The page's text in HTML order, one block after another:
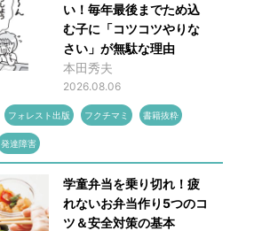
い！毎年最後までため込
む子に「コツコツやりな
さい」が無駄な理由
本田秀夫
2026.08.06
フォレスト出版 フクチマミ 書籍抜粋
発達障害
学童弁当を乗り切れ！疲
れないお弁当作り5つのコ
ツ＆安全対策の基本